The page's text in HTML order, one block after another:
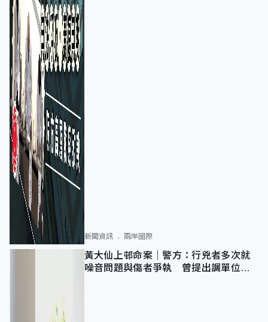
新聞資訊 兩岸國際
黃大仙上邨命案｜警方：行兇者多次就
噪音問題與傷者爭執 曾提出調單位已